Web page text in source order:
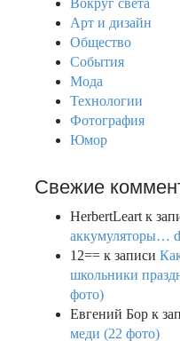
Вокруг света
Арт и дизайн
Общество
События
Мода
Технологии
Фотография
Юмор
Свежие
HerbertLeart к
аккумуляторы…
12== к записи
школьники
фото)
Евгений Бор к
меди (22 фото)